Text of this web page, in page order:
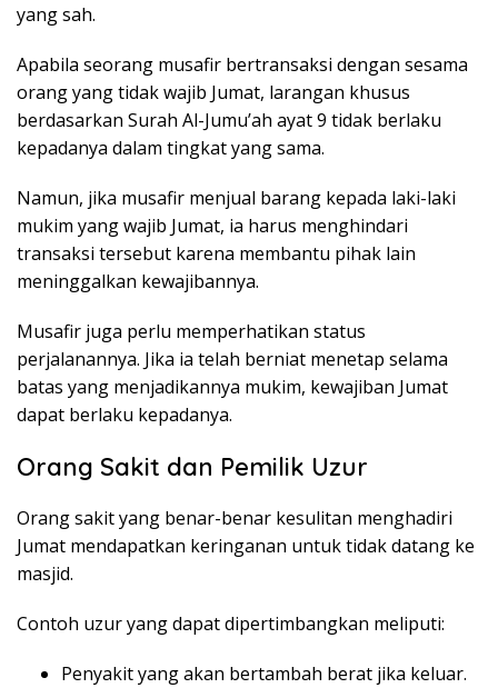
yang sah.
Apabila seorang musafir bertransaksi dengan sesama
orang yang tidak wajib Jumat, larangan khusus
berdasarkan Surah Al-Jumu’ah ayat 9 tidak berlaku
kepadanya dalam tingkat yang sama.
Namun, jika musafir menjual barang kepada laki-laki
mukim yang wajib Jumat, ia harus menghindari
transaksi tersebut karena membantu pihak lain
meninggalkan kewajibannya.
Musafir juga perlu memperhatikan status
perjalanannya. Jika ia telah berniat menetap selama
batas yang menjadikannya mukim, kewajiban Jumat
dapat berlaku kepadanya.
Orang Sakit dan Pemilik Uzur
Orang sakit yang benar-benar kesulitan menghadiri
Jumat mendapatkan keringanan untuk tidak datang ke
masjid.
Contoh uzur yang dapat dipertimbangkan meliputi:
Penyakit yang akan bertambah berat jika keluar.